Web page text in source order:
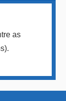
as